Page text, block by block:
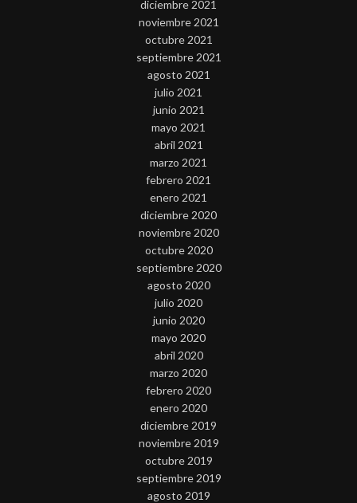
diciembre 2021
noviembre 2021
octubre 2021
septiembre 2021
agosto 2021
julio 2021
junio 2021
mayo 2021
abril 2021
marzo 2021
febrero 2021
enero 2021
diciembre 2020
noviembre 2020
octubre 2020
septiembre 2020
agosto 2020
julio 2020
junio 2020
mayo 2020
abril 2020
marzo 2020
febrero 2020
enero 2020
diciembre 2019
noviembre 2019
octubre 2019
septiembre 2019
agosto 2019